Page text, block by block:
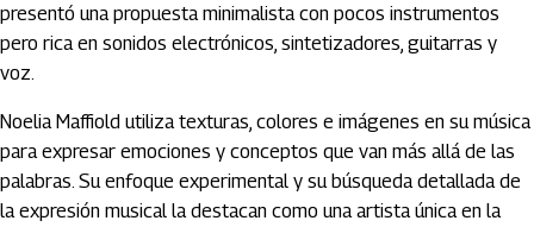
presentó una propuesta minimalista con pocos instrumentos
pero rica en sonidos electrónicos, sintetizadores, guitarras y
voz.
Noelia Maffiold utiliza texturas, colores e imágenes en su música
para expresar emociones y conceptos que van más allá de las
palabras. Su enfoque experimental y su búsqueda detallada de
la expresión musical la destacan como una artista única en la